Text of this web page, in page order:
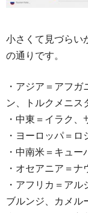
小さくて見づらい
の通りです。
・アジア＝アフ
ン、トルクメニス
・中東＝イラク、
・ヨーロッパ＝ロ
・中南米＝キュー
・オセアニア＝ナ
・アフリカ＝アル
ブルンジ、カメル